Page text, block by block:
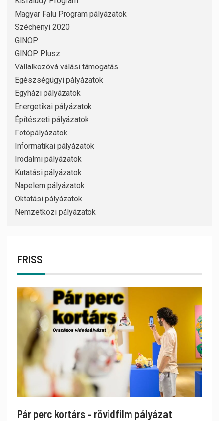
Magyar Falu Program pályázatok
Széchenyi 2020
GINOP
GINOP Plusz
Vállalkozóvá válási támogatás
Egészségügyi pályázatok
Egyházi pályázatok
Energetikai pályázatok
Építészeti pályázatok
Fotópályázatok
Informatikai pályázatok
Irodalmi pályázatok
Kutatási pályázatok
Napelem pályázatok
Oktatási pályázatok
Nemzetközi pályázatok
FRISS
Pár perc kortárs – rövidfilm pályázat